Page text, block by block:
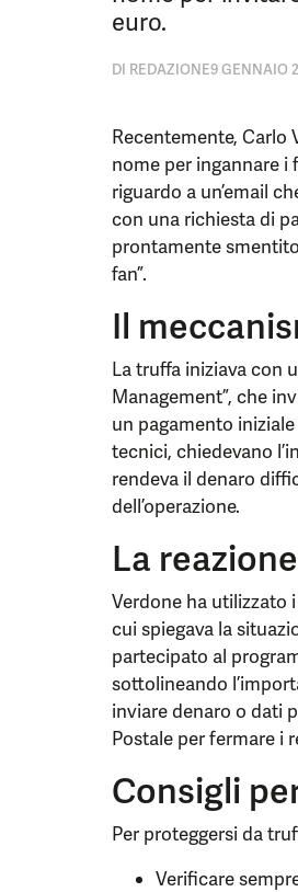
euro.
DI REDAZIONE9 GENNAIO
Recentemente, Carlo
nome per ingannare i
riguardo a un’email
con una richiesta di
prontamente
fan”.
Il
La truffa iniziava con
Management”, che
un pagamento
tecnici, chiedevano
rendeva il denaro
dell’operazione.
La
Verdone ha utilizzato
cui spiegava la
partecipato al
sottolineando
inviare denaro o dati
Postale per fermare i
Consigli
Per proteggersi da
Verificare